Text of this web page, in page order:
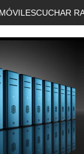
ESCUCHAR